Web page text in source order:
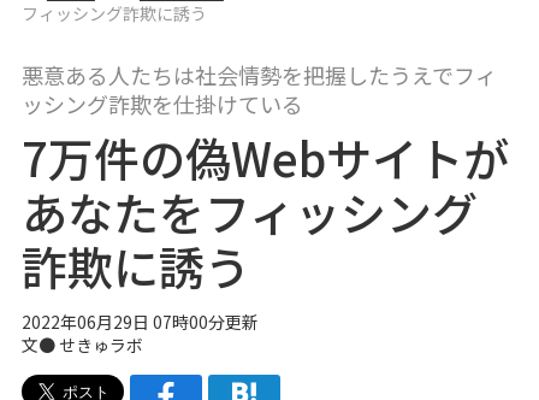
フィッシング詐欺に誘う
悪意ある人たちは社会情勢を把握したうえでフィ
ッシング詐欺を仕掛けている
7万件の偽Webサイトが
あなたをフィッシング
詐欺に誘う
2022年06月29日 07時00分更新
文● せきゅラボ